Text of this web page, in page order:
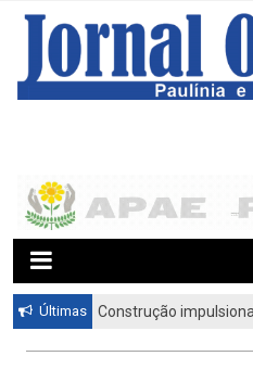
Últimas
Construção